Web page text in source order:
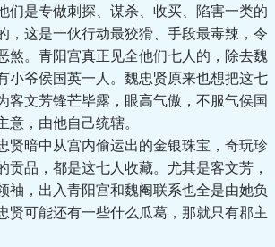
是专做刺探、谋杀、收买、陷害一类的
，这是一伙行动最狡猾、手段最毒辣，令
煞。青阳宫真正见全他们七人的，除去魏
小爷侯国英一人。魏忠贤原来也想把这七
客文芳锋芒毕露，眼高气傲，不服气侯国
意，由他自己统辖。
暗中从宫内偷运出的金银珠宝，奇玩珍
贡品，都是这七人收藏。尤其是客文芳，
袖，出入青阳宫和魏阉联系也全是由她负
贤可能还有一些什么瓜葛，那就只有郡主